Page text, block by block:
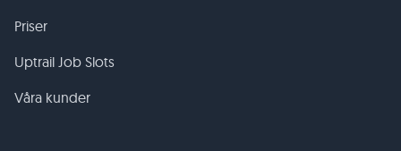
Priser
Uptrail Job Slots
Våra kunder